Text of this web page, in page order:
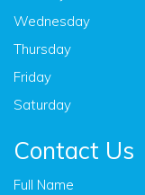
Wednesday
Thursday
Friday
Saturday
Contact Us
Full Name